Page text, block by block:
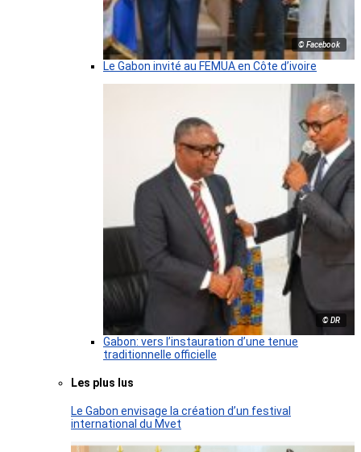
© Facebook
Le Gabon invité au FEMUA en Côte d’ivoire
© DR
Gabon: vers l’instauration d’une tenue
traditionnelle officielle
Les plus lus
Le Gabon envisage la création d’un festival
international du Mvet